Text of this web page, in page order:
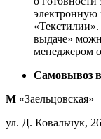
электронную
выдаче»
менеджером
Самовывоз
М «Заельцовская»
ул. Д. Ковальчук,